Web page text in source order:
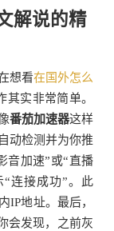
解说的精
想看在国外怎么
其实非常简单。
番茄加速器这样
动检测并为你推
音加速”或“直播
连接成功”。此
IP地址。最后，
会发现，之前灰